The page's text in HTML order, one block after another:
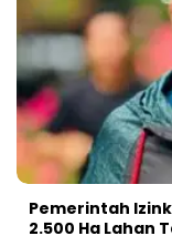
Pemerintah
2.500 Ha Lahan